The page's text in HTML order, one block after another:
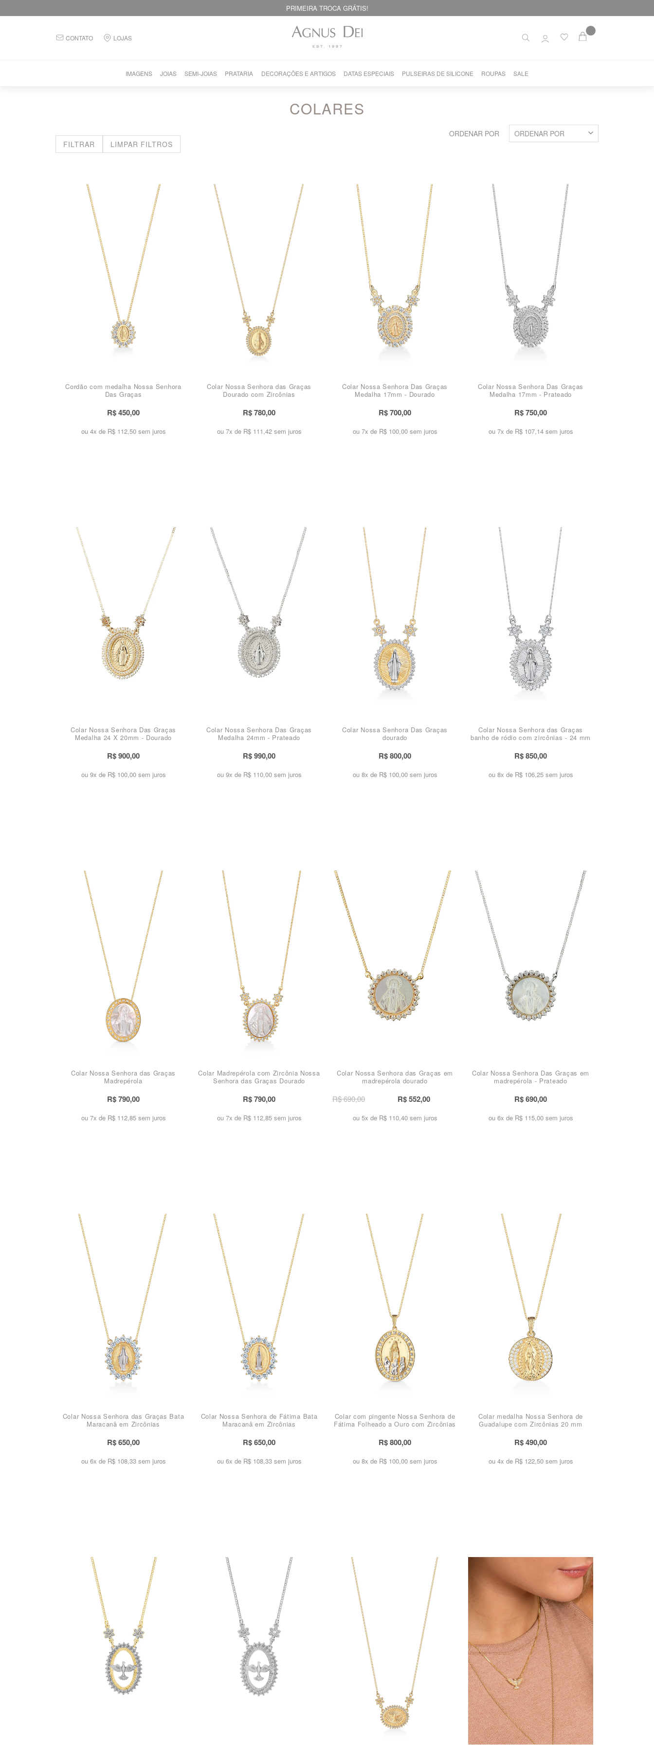
PRIMEIRA TROCA GRÁTIS!
CONTATO LOJAS
IMAGENS JOIAS SEMI-JOIAS PRATARIA DECORAÇÕES E ARTIGOS DATAS ESPECIAIS PULSEIRAS DE SILICONE ROUPAS SALE
COLARES
FILTRAR LIMPAR FILTROS
ORDENAR POR
Cordão com medalha Nossa Senhora
Das Graças
R$ 450,00
ou 4x de R$ 112,50 sem juros
Colar Nossa Senhora das Graças
Dourado com Zircônias
R$ 780,00
ou 7x de R$ 111,42 sem juros
Colar Nossa Senhora Das Graças
Medalha 17mm - Dourado
R$ 700,00
ou 7x de R$ 100,00 sem juros
Colar Nossa Senhora Das Graças
Medalha 17mm - Prateado
R$ 750,00
ou 7x de R$ 107,14 sem juros
Colar Nossa Senhora Das Graças
Medalha 24 X 20mm - Dourado
R$ 900,00
ou 9x de R$ 100,00 sem juros
Colar Nossa Senhora Das Graças
Medalha 24mm - Prateado
R$ 990,00
ou 9x de R$ 110,00 sem juros
Colar Nossa Senhora Das Graças
dourado
R$ 800,00
ou 8x de R$ 100,00 sem juros
Colar Nossa Senhora das Graças
banho de ródio com zircônias - 24 mm
R$ 850,00
ou 8x de R$ 106,25 sem juros
Colar Nossa Senhora das Graças
Madrepérola
R$ 790,00
ou 7x de R$ 112,85 sem juros
Colar Madrepérola com Zircônia Nossa
Senhora das Graças Dourado
R$ 790,00
ou 7x de R$ 112,85 sem juros
Colar Nossa Senhora das Graças em
madrepérola dourado
R$ 690,00 R$ 552,00
ou 5x de R$ 110,40 sem juros
Colar Nossa Senhora Das Graças em
madrepérola - Prateado
R$ 690,00
ou 6x de R$ 115,00 sem juros
Colar Nossa Senhora das Graças Bata
Maracanâ em Zircônias
R$ 650,00
ou 6x de R$ 108,33 sem juros
Colar Nossa Senhora de Fátima Bata
Maracanâ em Zircônias
R$ 650,00
ou 6x de R$ 108,33 sem juros
Colar com pingente Nossa Senhora de
Fátima Folheado a Ouro com Zircônias
R$ 800,00
ou 8x de R$ 100,00 sem juros
Colar medalha Nossa Senhora de
Guadalupe com Zircônias 20 mm
R$ 490,00
ou 4x de R$ 122,50 sem juros